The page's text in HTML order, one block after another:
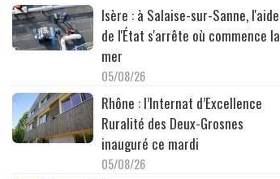
Isère : à Salaise-sur-Sanne, l'aide
de l'État s'arrête où commence la
mer
05/08/26
Rhône : l’Internat d’Excellence
Ruralité des Deux-Grosnes
inauguré ce mardi
05/08/26